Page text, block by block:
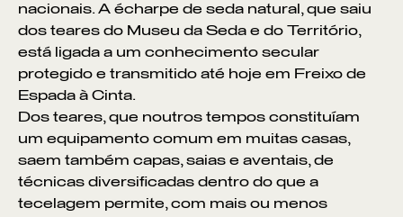
nacionais. A écharpe de seda natural, que saiu
dos teares do Museu da Seda e do Território,
está ligada a um conhecimento secular
protegido e transmitido até hoje em Freixo de
Espada à Cinta.
Dos teares, que noutros tempos constituíam
um equipamento comum em muitas casas,
saem também capas, saias e aventais, de
técnicas diversificadas dentro do que a
tecelagem permite, com mais ou menos